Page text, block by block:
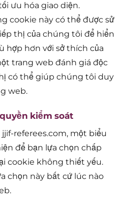
ưu hóa giao diện.
cookie này có thể được sử
thị của chúng tôi để hiển
hợp hơn với sở thích của
trang web đánh giá độc
có thể giúp chúng tôi duy
web.
kiểm soát
referees.com, một biểu
để bạn lựa chọn chấp
cookie không thiết yếu.
chọn này bất cứ lúc nào